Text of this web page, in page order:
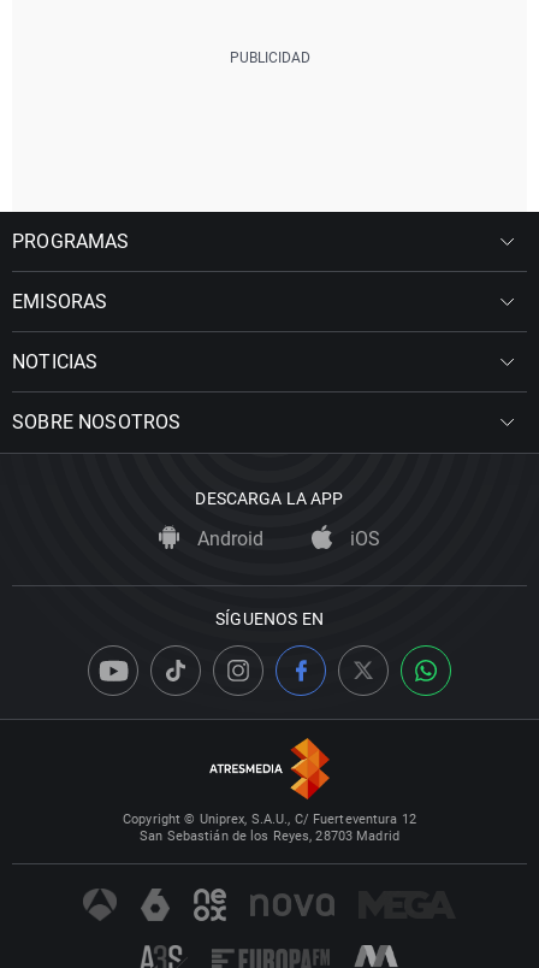
PROGRAMAS
EMISORAS
NOTICIAS
SOBRE NOSOTROS
DESCARGA LA APP
Android iOS
SÍGUENOS EN
Copyright © Uniprex, S.A.U., C/ Fuerteventura 12
San Sebastián de los Reyes, 28703 Madrid